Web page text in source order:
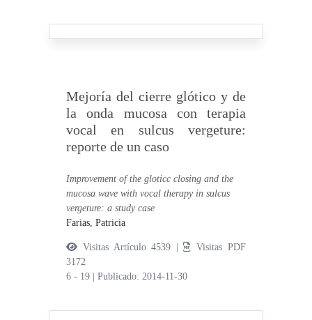
Mejoría del cierre glótico y de
la onda mucosa con terapia
vocal en sulcus vergeture:
reporte de un caso
Improvement of the gloticc closing and the
mucosa wave with vocal therapy in sulcus
vergeture: a study case
Farias, Patricia
Visitas Artículo 4539 |
Visitas PDF
3172
6 - 19
|Publicado: 2014-11-30